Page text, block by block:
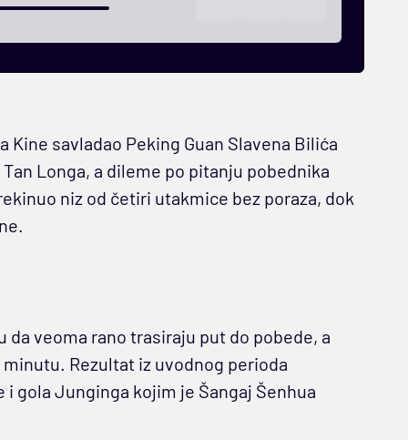
savladao Peking Guan Slavena Bilića
Longa, a dileme po pitanju pobednika
niz od četiri utakmice bez poraza, dok
da veoma rano trasiraju put do pobede, a
Rezultat iz uvodnog perioda
gola Junginga kojim je Šangaj Šenhua